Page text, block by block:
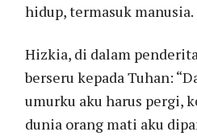
hidup, termasuk manusia.
Hizkia, di dalam
berseru kepada Tuhan:
umurku aku harus pergi,
dunia orang mati aku